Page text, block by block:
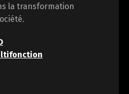
la transformation